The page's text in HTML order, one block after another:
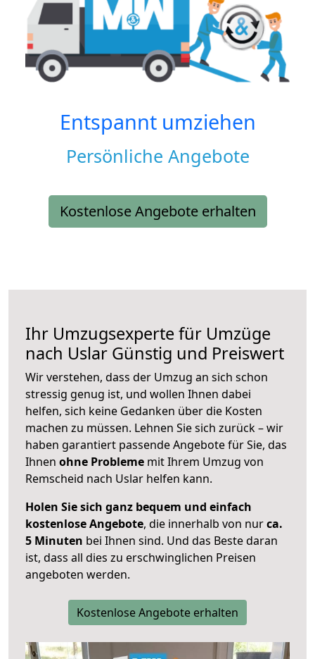
Entspannt umziehen
Persönliche Angebote
Kostenlose Angebote erhalten
Ihr Umzugsexperte für Umzüge
nach Uslar Günstig und Preiswert
Wir verstehen, dass der Umzug an sich schon
stressig genug ist, und wollen Ihnen dabei
helfen, sich keine Gedanken über die Kosten
machen zu müssen. Lehnen Sie sich zurück – wir
haben garantiert passende Angebote für Sie, das
Ihnen ohne Probleme mit Ihrem Umzug von
Remscheid nach Uslar helfen kann.
Holen Sie sich ganz bequem und einfach
kostenlose Angebote, die innerhalb von nurca.
5 Minuten bei Ihnen sind. Und das Beste daran
ist, dass all dies zu erschwinglichen Preisen
angeboten werden.
Kostenlose Angebote erhalten